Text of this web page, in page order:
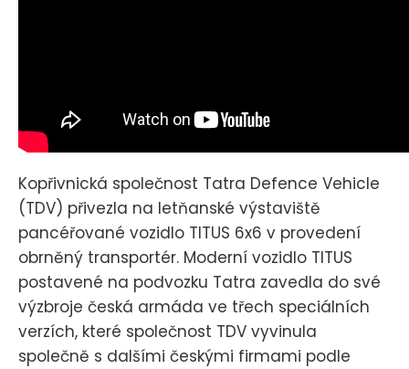
Kopřivnická společnost Tatra Defence Vehicle
(TDV) přivezla na letňanské výstaviště
pancéřované vozidlo TITUS 6x6 v provedení
obrněný transportér. Moderní vozidlo TITUS
postavené na podvozku Tatra zavedla do své
výzbroje česká armáda ve třech speciálních
verzích, které společnost TDV vyvinula
společně s dalšími českými firmami podle